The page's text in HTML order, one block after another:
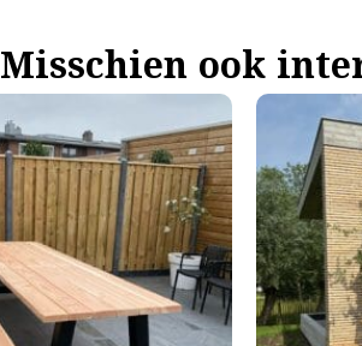
Misschien ook